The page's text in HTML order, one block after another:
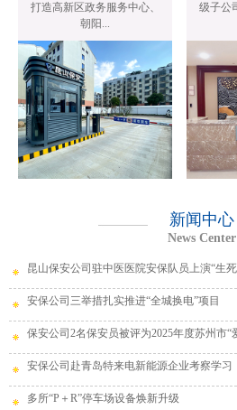
打造高新区政务服务中心、
朝阳...
级子公
新闻中心
News Center
昆山保安公司驻中医医院安保队员上演“生
安保公司三举措扎实推进“全城换电”项目
安保公司赴青岛特来电新能源企业考察学习
多所“P＋R”停车场设备焕新升级